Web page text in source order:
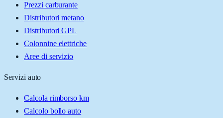
Prezzi carburante
Distributori metano
Distributori GPL
Colonnine elettriche
Aree di servizio
Servizi auto
Calcola rimborso km
Calcolo bollo auto